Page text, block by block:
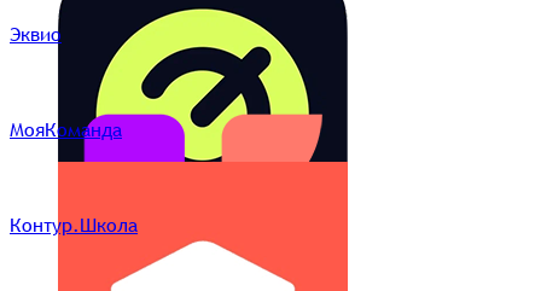
Эквио
МояКоманда
Контур.Школа